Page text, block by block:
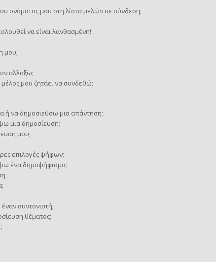
ονόματος μου στη λίστα μελών σε σύνδεση;
να είναι λανθασμένη!
μου;
αλλάξω;
μου ζητάει να συνδεθώ;
να δημοσιεύσω μια απάντηση;
μια δημοσίευση;
μου;
επιλογές ψήφων;
ένα δημοψήφισμα;
συντονιστή;
θέματος;